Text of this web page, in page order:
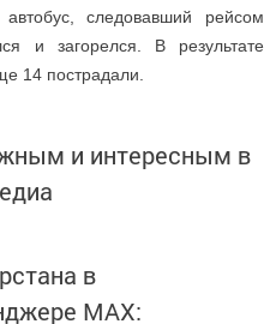
автобус, следовавший рейсом
и загорелся. В результате
14 пострадали.
и интересным в
в
MАХ: